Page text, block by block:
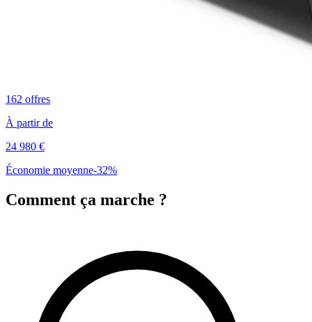
162 offres
À partir de
24 980 €
Économie moyenne-32%
Comment ça marche ?